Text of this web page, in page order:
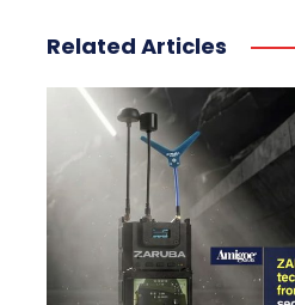
Related Articles